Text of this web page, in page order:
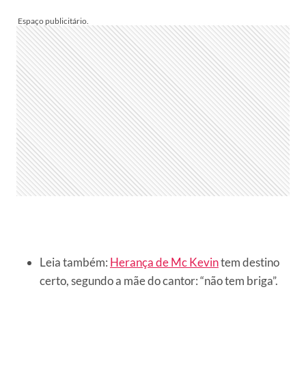
Leia também: Herança de Mc Kevintem destino
certo, segundo a mãe do cantor: “não tem briga”.